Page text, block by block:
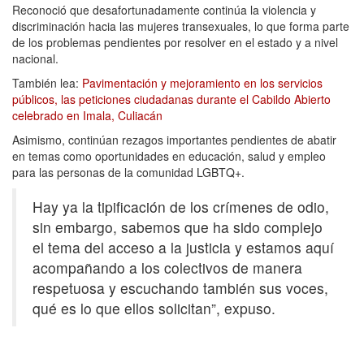
Reconoció que desafortunadamente continúa la violencia y
discriminación hacia las mujeres transexuales, lo que forma parte
de los problemas pendientes por resolver en el estado y a nivel
nacional.
También lea: Pavimentación y mejoramiento en los servicios
públicos, las peticiones ciudadanas durante el Cabildo Abierto
celebrado en Imala, Culiacán
Asimismo, continúan rezagos importantes pendientes de abatir
en temas como oportunidades en educación, salud y empleo
para las personas de la comunidad LGBTQ+.
Hay ya la tipificación de los crímenes de odio,
sin embargo, sabemos que ha sido complejo
el tema del acceso a la justicia y estamos aquí
acompañando a los colectivos de manera
respetuosa y escuchando también sus voces,
qué es lo que ellos solicitan”, expuso.